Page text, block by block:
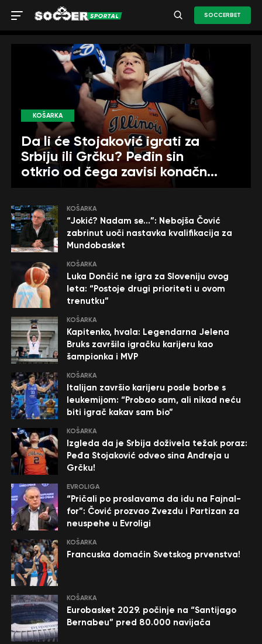
SOCCERBET
KOŠARKA
Da li će Stojaković igrati za
Srbiju ili Grčku? Peđin sin
otkrio od čega zavisi konačna
KOŠARKA
“Jokić? Nadam se…”: Nebojša Čović
zabrinut uoči nastavka kvalifikacija za
Mundobasket
KOŠARKA
Luka Dončić ne igra za Sloveniju ovog
leta: “Postoje drugi prioriteti u ovom
trenutku”
KOŠARKA
Kapitenko, hvala: Legendarna Jelena
Bruks završila igračku karijeru kao
šampionka i MVP
KOŠARKA
Italijan završio karijeru posle borbe s
leukemijom: “Probao sam, ali nikad neću
biti igrač kakav sam bio”
KOŠARKA
Izgleda da je Srbija doživela težak poraz:
Peđa Stojaković odveo sina Andreja u
Grčku!
EVROLIGA
“Pričali po proslavama da idu na Fajnal-
for”: Čović prozvao Zvezdu i Partizan za
neuspehe u Evroligi
KOŠARKA
Francuska domaćin Svetskog prvenstva!
KOŠARKA
Eurobasket 2029. počinje na “Santijago
Bernabeu” pred 80.000 navijača